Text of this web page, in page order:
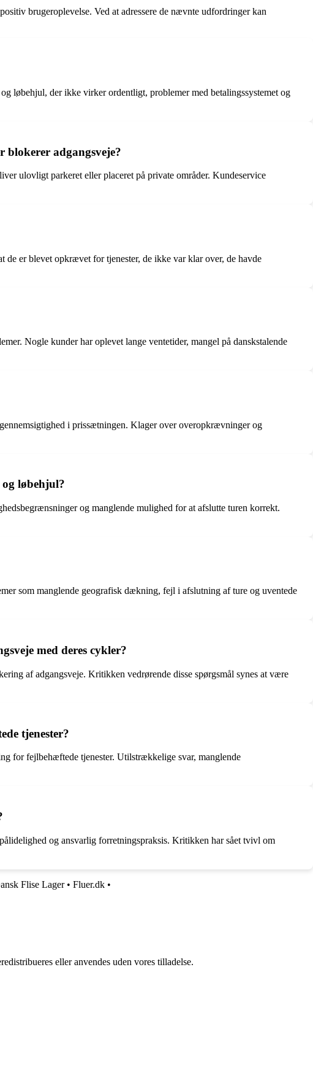
brugeroplevelse. Ved at adressere de nævnte udfordringer kan
løbehjul, der ikke virker ordentligt, problemer med betalingssystemet og
adgangsveje?
ulovligt parkeret eller placeret på private områder. Kundeservice
er blevet opkrævet for tjenester, de ikke var klar over, de havde
Nogle kunder har oplevet lange ventetider, mangel på danskstalende
i prissætningen. Klager over overopkrævninger og
løbehjul?
og manglende mulighed for at afslutte turen korrekt.
som manglende geografisk dækning, fejl i afslutning af ture og uventede
med deres cykler?
af adgangsveje. Kritikken vedrørende disse spørgsmål synes at være
tjenester?
for fejlbehæftede tjenester. Utilstrækkelige svar, manglende
og ansvarlig forretningspraksis. Kritikken har sået tvivl om
Flise Lager• Fluer.dk •
eller anvendes uden vores tilladelse.